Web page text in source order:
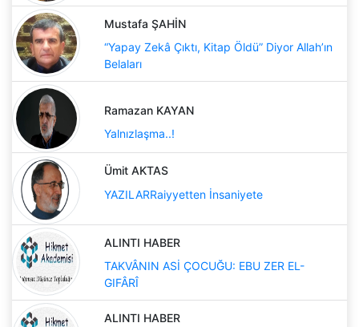
Mustafa ŞAHİN
“Yapay Zekâ Çıktı, Kitap Öldü” Diyor Allah’ın
Belaları
Ramazan KAYAN
Yalnızlaşma..!
Ümit AKTAS
YAZILARRaiyyetten İnsaniyete
ALINTI HABER
TAKVÂNIN ASİ ÇOCUĞU: EBU ZER EL-
GIFÂRÎ
ALINTI HABER